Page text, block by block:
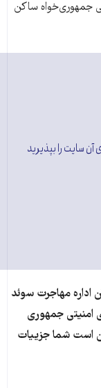
جمهوری‌خواه ساکن
سایت را بپذیرید
اداره مهاجرت سوئد
امنیتی جمهوری
است شما جزییات